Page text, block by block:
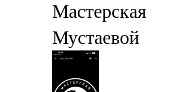
Мастерская
Мустаевой